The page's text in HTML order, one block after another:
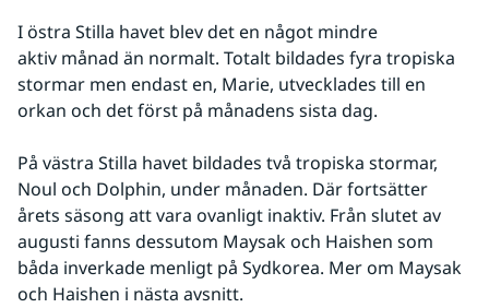
I östra Stilla havet blev det en något mindre
aktiv månad än normalt. Totalt bildades fyra tropiska
stormar men endast en, Marie, utvecklades till en
orkan och det först på månadens sista dag.
På västra Stilla havet bildades två tropiska stormar,
Noul och Dolphin, under månaden. Där fortsätter
årets säsong att vara ovanligt inaktiv. Från slutet av
augusti fanns dessutom Maysak och Haishen som
båda inverkade menligt på Sydkorea. Mer om Maysak
och Haishen i nästa avsnitt.